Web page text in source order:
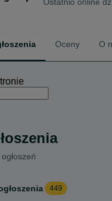
Oceny O
449